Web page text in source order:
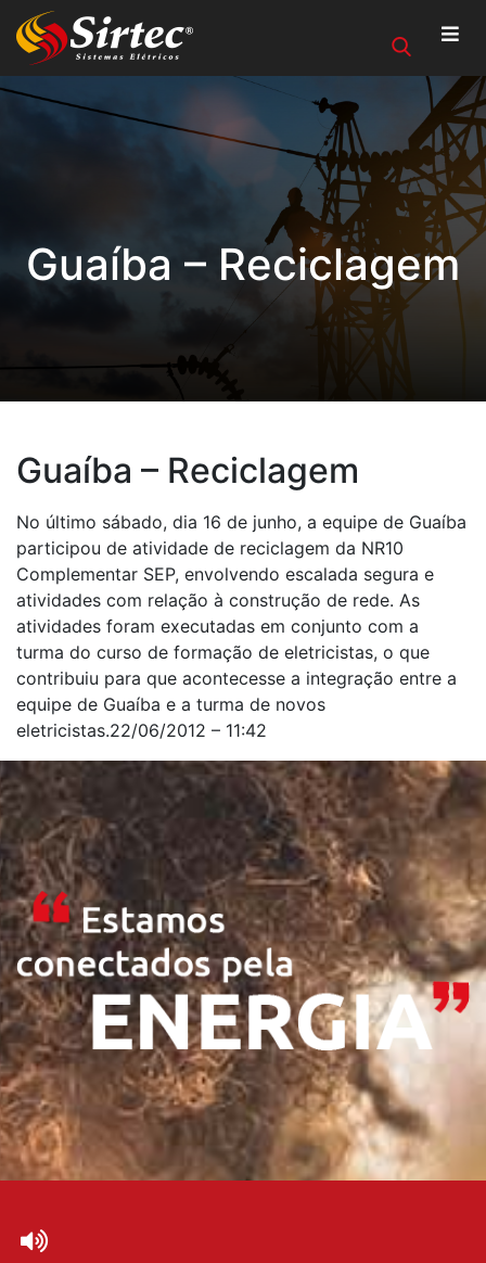
Guaíba – Reciclagem
Guaíba – Reciclagem
No último sábado, dia 16 de junho, a equipe de Guaíba
participou de atividade de reciclagem da NR10
Complementar SEP, envolvendo escalada segura e
atividades com relação à construção de rede. As
atividades foram executadas em conjunto com a
turma do curso de formação de eletricistas, o que
contribuiu para que acontecesse a integração entre a
equipe de Guaíba e a turma de novos
eletricistas.22/06/2012 – 11:42